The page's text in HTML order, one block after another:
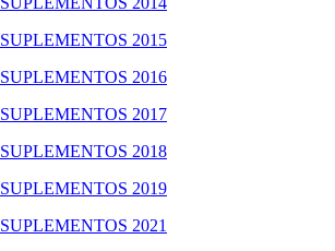
SUPLEMENTOS 2015
SUPLEMENTOS 2016
SUPLEMENTOS 2017
SUPLEMENTOS 2018
SUPLEMENTOS 2019
SUPLEMENTOS 2021